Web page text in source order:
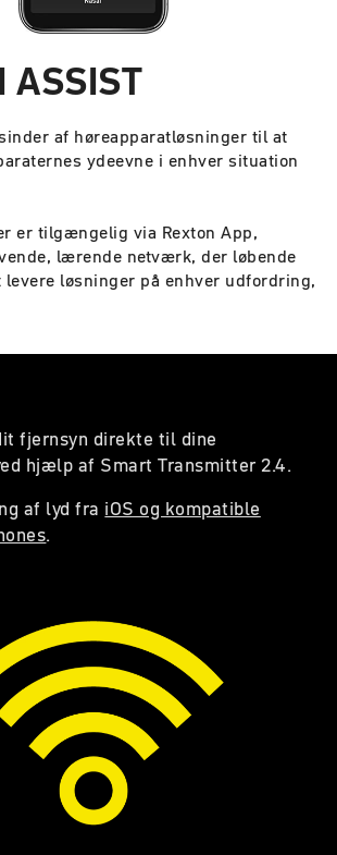
ASSIST
af høreapparatløsninger til at
ydeevne i enhver situation
er tilgængelig via Rexton App,
lærende netværk, der løbende
løsninger på enhver udfordring,
fjernsyn direkte til dine
hjælp af Smart Transmitter 2.4.
af lyd fra iOS og kompatible
.